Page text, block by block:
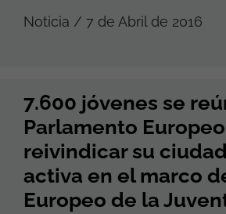
Noticia / 7 de Abril de 2016
7.600 jóvenes se
Parlamento
reivindicar su
activa en el marco
Europeo de la